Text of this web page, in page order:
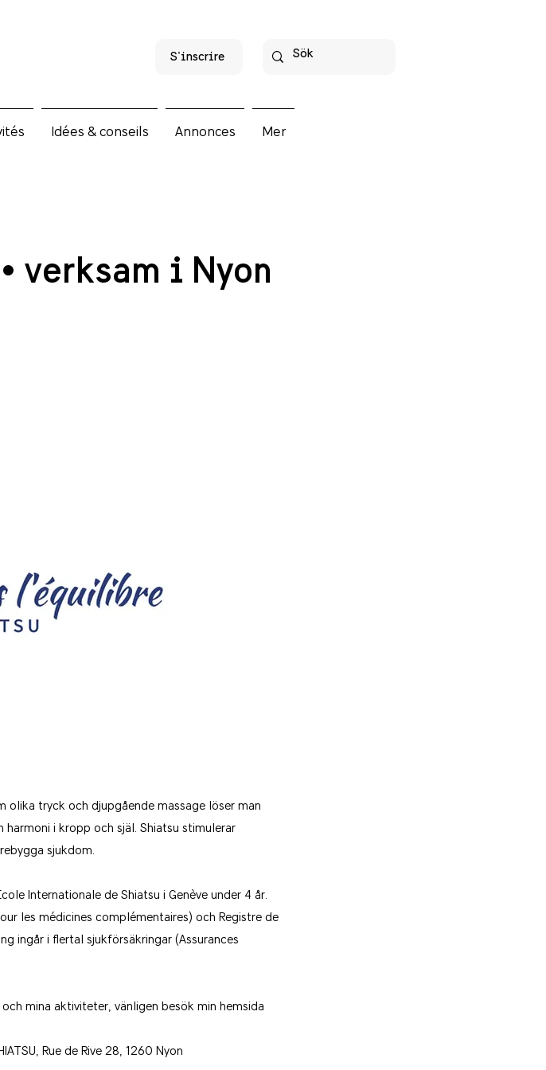
S'inscrire
Idées & conseils Annonces Mer
verksam i Nyon
olika tryck och djupgående massage löser man
i kropp och själ. Shiatsu stimulerar
sjukdom.
Internationale de Shiatsu i Genève under 4 år.
les médicines complémentaires) och Registre de
ingår i flertal sjukförsäkringar (Assurances
mina aktiviteter, vänligen besök min hemsida
Rue de Rive 28, 1260 Nyon